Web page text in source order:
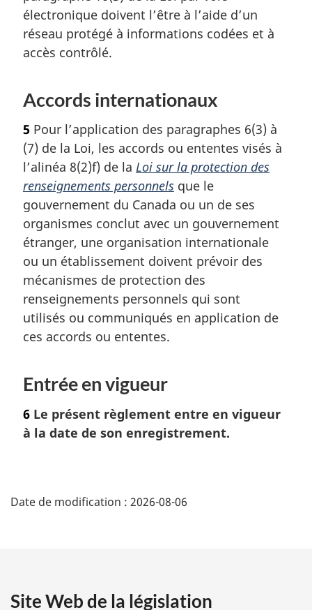
électronique doivent l’être à l’aide d’un
réseau protégé à informations codées et à
accès contrôlé.
Accords internationaux
5 Pour l’application des paragraphes 6(3) à
(7) de la Loi, les accords ou ententes visés à
l’alinéa 8(2)f) de la Loi sur la protection des
renseignements personnels que le
gouvernement du Canada ou un de ses
organismes conclut avec un gouvernement
étranger, une organisation internationale
ou un établissement doivent prévoir des
mécanismes de protection des
renseignements personnels qui sont
utilisés ou communiqués en application de
ces accords ou ententes.
Entrée en vigueur
6 Le présent règlement entre en vigueur
à la date de son enregistrement.
é
Date de modification : 2026-08-06
Site Web de la législation